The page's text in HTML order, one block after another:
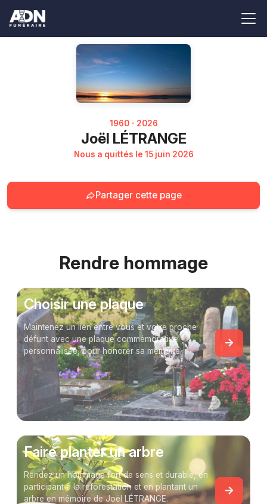
1960 - 2026
Joël LÉTRANGE
Nous a quittés le 15 juin 2026
Partager cette page
Rendre hommage
Choisir une plaque
Maintenez un lien entre vous et votre proche
défunt avec une plaque commémorative
personnalisée, pour honorer sa mémoire.
Faire planter un arbre
Rendez un hommage fort de sens et durable, en
participant à la reforestation et en plantant un
arbre en mémoire de Joël LÉTRANGE.